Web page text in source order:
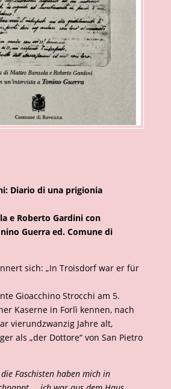
Diario di una prigionia
e Roberto Gardini con
Guerra ed. Comune di
sich: „In Troisdorf war er für
Gioacchino Strocchi am 5.
Kaserne in Forlì kennen, nach
vierundzwanzig Jahre alt,
als „der Dottore“ von San Pietro
Faschisten haben mich in